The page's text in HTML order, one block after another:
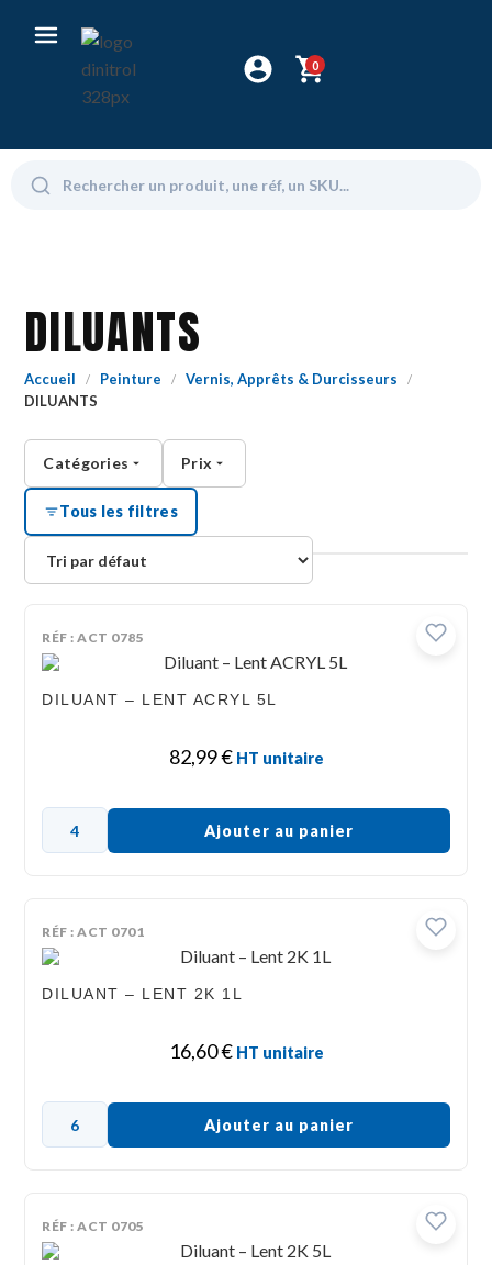
0
DILUANTS
Accueil / Peinture / Vernis, Apprêts & Durcisseurs /
DILUANTS
Catégories Prix
Tous les filtres
RÉF : ACT 0785
DILUANT – LENT ACRYL 5L
82,99€ HT unitaire
Ajouter au panier
RÉF : ACT 0701
DILUANT – LENT 2K 1L
16,60€ HT unitaire
Ajouter au panier
RÉF : ACT 0705